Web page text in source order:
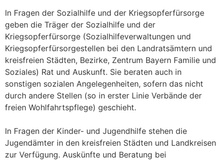
In Fragen der Sozialhilfe und der Kriegsopferfürsorge
geben die Träger der Sozialhilfe und der
Kriegsopferfürsorge (Sozialhilfeverwaltungen und
Kriegsopferfürsorgestellen bei den Landratsämtern und
kreisfreien Städten, Bezirke, Zentrum Bayern Familie und
Soziales) Rat und Auskunft. Sie beraten auch in
sonstigen sozialen Angelegenheiten, sofern das nicht
durch andere Stellen (so in erster Linie Verbände der
freien Wohlfahrtspflege) geschieht.
In Fragen der Kinder- und Jugendhilfe stehen die
Jugendämter in den kreisfreien Städten und Landkreisen
zur Verfügung. Auskünfte und Beratung bei